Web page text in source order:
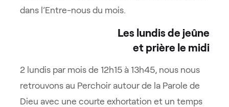
dans l’Entre-nous du mois.
Les lundis de jeûne
et prière le midi
2 lundis par mois de 12h15 à 13h45, nous nous
retrouvons au Perchoir autour de la Parole de
Dieu avec une courte exhortation et un temps